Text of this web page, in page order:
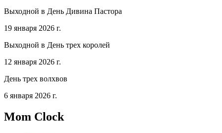
Выходной в День Дивина Пастора
19 января 2026 г.
Выходной в День трех королей
12 января 2026 г.
День трех волхвов
6 января 2026 г.
Mom Clock